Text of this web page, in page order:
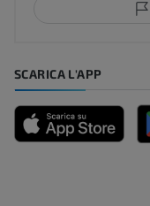
SCARICA L'APP